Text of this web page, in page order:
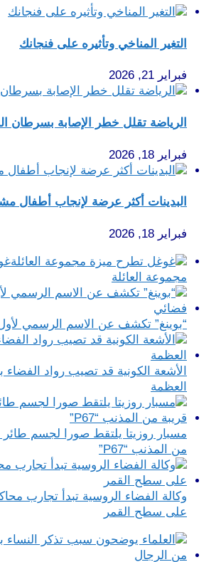
التغير المناخي وتأثيره على فنجانك
فبراير 21, 2026
الرياضة تقلل خطر الإصابة بسرطان
فبراير 18, 2026
البدينات أكثر عرضة لإنجاب أطفال
فبراير 18, 2026
مجموعة العائلة
“بوينغ” تكشف عن الاسم الرسمي
الأشعة الكونية قد تصيب رواد
العظمة
مسبار روزيتا يلتقط صورا لجسم
من المذنب “P67”
وكالة الفضاء الروسية تبدأ تجارب
على سطح القمر